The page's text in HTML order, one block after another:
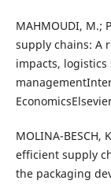
MAHMOUDI, M.;
supply chains: A
impacts,
MOLINA-BESCH,
efficient supply
the packaging